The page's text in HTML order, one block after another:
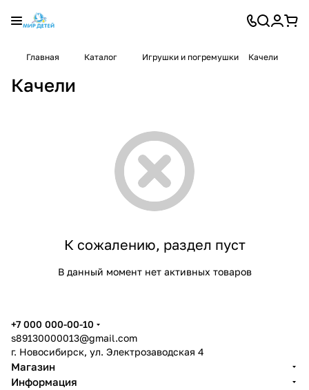
Главная Каталог Игрушки и погремушки Качели
Качели
К сожалению, раздел пуст
В данный момент нет активных товаров
+7 000 000-00-10
s89130000013@gmail.com
г. Новосибирск, ул. Электрозаводская 4
Магазин
Информация